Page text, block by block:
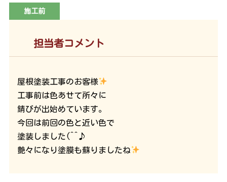
施工前
担当者コメント
屋根塗装工事のお客様
工事前は色あせて所々に
錆びが出始めています。
今回は前回の色と近い色で
塗装しました(^^♪
艶々になり塗膜も蘇りましたね